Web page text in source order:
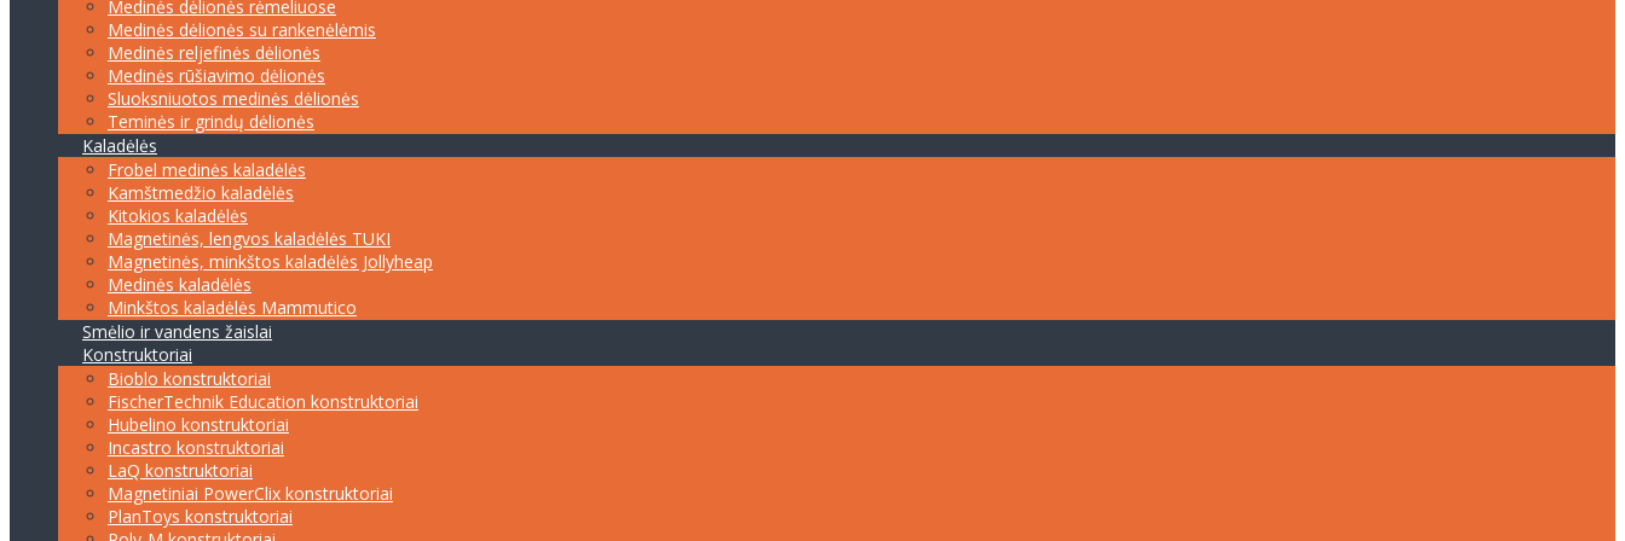
Medinės dėlionės rėmeliuose
Medinės dėlionės su rankenėlėmis
Medinės reljefinės dėlionės
Medinės rūšiavimo dėlionės
Sluoksniuotos medinės dėlionės
Teminės ir grindų dėlionės
Kaladėlės
Frobel medinės kaladėlės
Kamštmedžio kaladėlės
Kitokios kaladėlės
Magnetinės, lengvos kaladėlės TUKI
Magnetinės, minkštos kaladėlės Jollyheap
Medinės kaladėlės
Minkštos kaladėlės Mammutico
Smėlio ir vandens žaislai
Konstruktoriai
Bioblo konstruktoriai
FischerTechnik Education konstruktoriai
Hubelino konstruktoriai
Incastro konstruktoriai
LaQ konstruktoriai
Magnetiniai PowerClix konstruktoriai
PlanToys konstruktoriai